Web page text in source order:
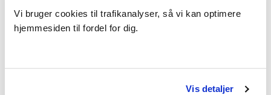
Vi bruger cookies til trafikanalyser, så vi kan optimere
hjemmesiden til fordel for dig.
Vis detaljer
og involvere mennesker i en proces – og få dem til at
arbejde sammen, mod fælles mål.
personaleansvar. Det koster 250 kr. ekskl. moms at